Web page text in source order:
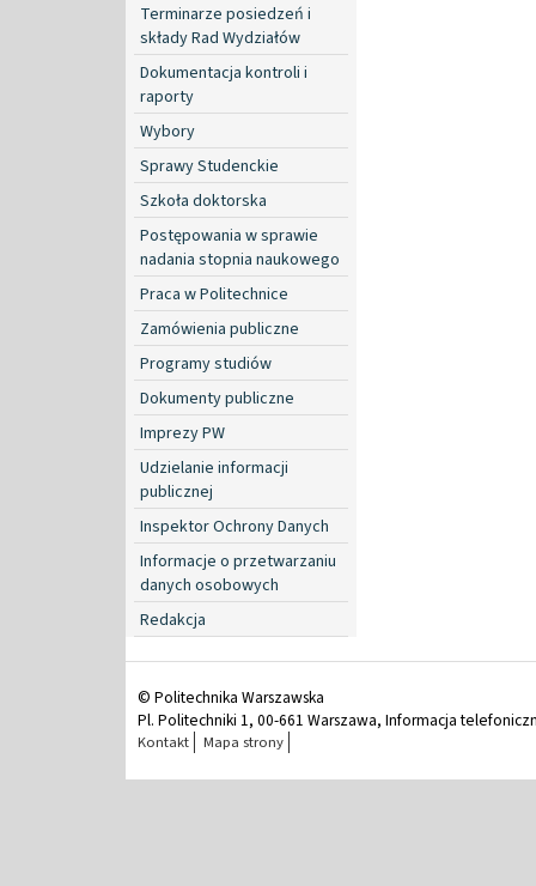
Terminarze posiedzeń i
składy Rad Wydziałów
Dokumentacja kontroli i
raporty
Wybory
Sprawy Studenckie
Szkoła doktorska
Postępowania w sprawie
nadania stopnia naukowego
Praca w Politechnice
Zamówienia publiczne
Programy studiów
Dokumenty publiczne
Imprezy PW
Udzielanie informacji
publicznej
Inspektor Ochrony Danych
Informacje o przetwarzaniu
danych osobowych
Redakcja
© Politechnika Warszawska
Pl. Politechniki 1, 00-661 Warszawa, Informacja
Kontakt Mapa strony